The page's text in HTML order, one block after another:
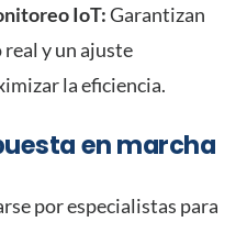
IoT:Garantizan
y un ajuste
la eficiencia.
en marcha
por especialistas para